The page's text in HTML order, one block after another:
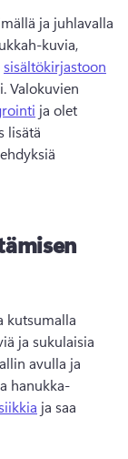
ja juhlavalla
kuvia,
sisältökirjastoon
Valokuvien
ja olet
lisätä
kutsumalla
ja sukulaisia
avulla ja
hanukka-
ja saa